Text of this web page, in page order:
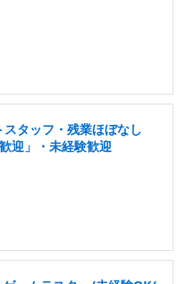
タッフ・残業ほぼなし
迎」・未経験歓迎